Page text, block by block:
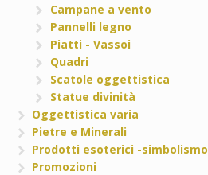
Campane a vento
Pannelli legno
Piatti - Vassoi
Quadri
Scatole oggettistica
Statue divinità
Oggettistica varia
Pietre e Minerali
Prodotti esoterici -simbolismo
Promozioni